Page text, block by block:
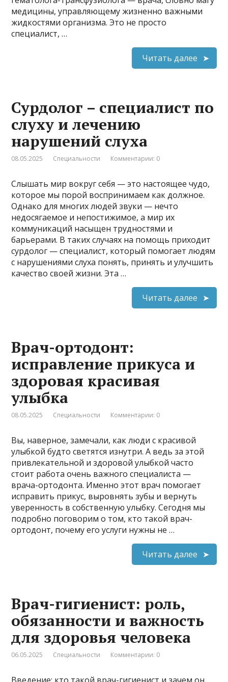
медицины, управляющему жизненно важными
жидкостями организма. Это не просто
специалист, …
Читать далее
Сурдолог – специалист по
слуху и лечению
нарушений слуха
08.05.2025 Специальности Комментарии: 0
Слышать мир вокруг себя — это настоящее чудо,
которое мы порой воспринимаем как должное.
Однако для многих людей звуки — нечто
недосягаемое и непостижимое, а мир их
коммуникаций насыщен трудностями и
барьерами. В таких случаях на помощь приходит
сурдолог — специалист, который помогает людям
с нарушениями слуха понять, принять и улучшить
качество своей жизни. Эта …
Читать далее
Врач-ортодонт:
исправление прикуса и
здоровая красивая
улыбка
08.05.2025 Специальности Комментарии: 0
Вы, наверное, замечали, как люди с красивой
улыбкой будто светятся изнутри. А ведь за этой
привлекательной и здоровой улыбкой часто
стоит работа очень важного специалиста —
врача-ортодонта. Именно этот врач помогает
исправить прикус, выровнять зубы и вернуть
уверенность в собственную улыбку. Сегодня мы
подробно поговорим о том, кто такой врач-
ортодонт, почему его услуги нужны не …
Читать далее
Врач-гигиенист: роль,
обязанности и важность
для здоровья человека
06.05.2025 Специальности Комментарии: 0